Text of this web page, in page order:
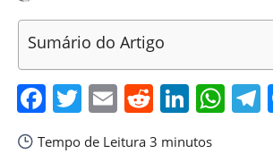
Sumário do Artigo
Facebook
Twitter
EmailReddit
Tempo de Leitura 3 minutos